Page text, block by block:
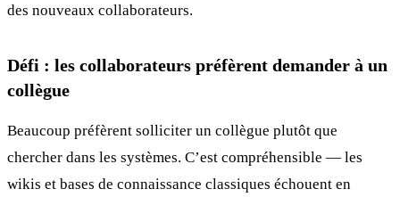
des nouveaux collaborateurs.
Défi : les collaborateurs préfèrent demander à un
collègue
Beaucoup préfèrent solliciter un collègue plutôt que
chercher dans les systèmes. C’est compréhensible — les
wikis et bases de connaissance classiques échouent en